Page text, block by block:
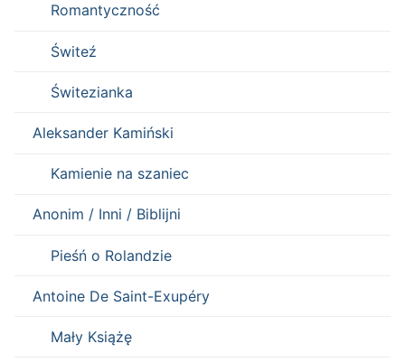
Romantyczność
Świteź
Świtezianka
Aleksander Kamiński
Kamienie na szaniec
Anonim / Inni / Biblijni
Pieśń o Rolandzie
Antoine De Saint-Exupéry
Mały Książę